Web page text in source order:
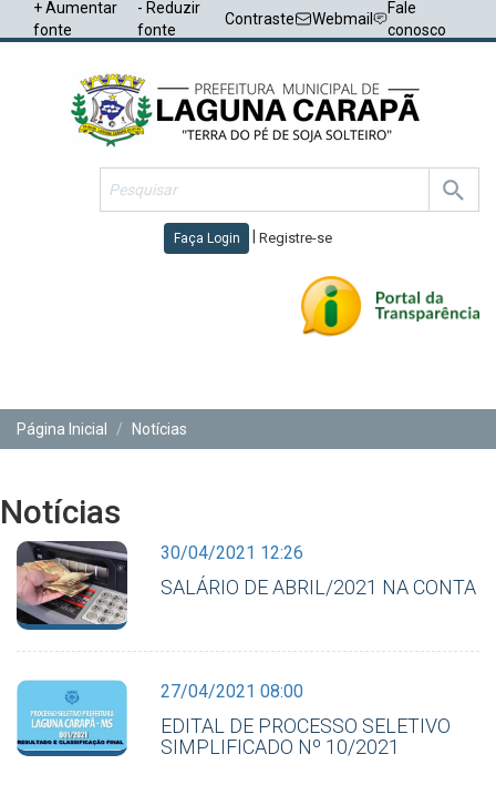
+ Aumentar
fonte
- Reduzir
fonte
Contraste Webmail
Fale
conosco
Faça Login Registre-se
Página Inicial
Notícias
Notícias
30/04/2021 12:26
SALÁRIO DE ABRIL/2021 NA CONTA
27/04/2021 08:00
EDITAL DE PROCESSO SELETIVO
SIMPLIFICADO Nº 10/2021